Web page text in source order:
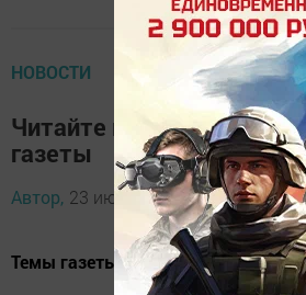
НОВОСТИ
Читайте в новом номере
газеты
Автор, 23 июля 2014 - 11:11
Темы газеты «Слава труду» от 23